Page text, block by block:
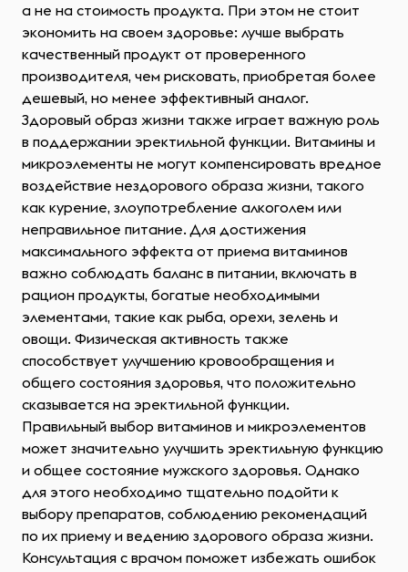
а не на стоимость продукта. При этом не стоит
экономить на своем здоровье: лучше выбрать
качественный продукт от проверенного
производителя, чем рисковать, приобретая более
дешевый, но менее эффективный аналог.
Здоровый образ жизни также играет важную роль
в поддержании эректильной функции. Витамины и
микроэлементы не могут компенсировать вредное
воздействие нездорового образа жизни, такого
как курение, злоупотребление алкоголем или
неправильное питание. Для достижения
максимального эффекта от приема витаминов
важно соблюдать баланс в питании, включать в
рацион продукты, богатые необходимыми
элементами, такие как рыба, орехи, зелень и
овощи. Физическая активность также
способствует улучшению кровообращения и
общего состояния здоровья, что положительно
сказывается на эректильной функции.
Правильный выбор витаминов и микроэлементов
может значительно улучшить эректильную функцию
и общее состояние мужского здоровья. Однако
для этого необходимо тщательно подойти к
выбору препаратов, соблюдению рекомендаций
по их приему и ведению здорового образа жизни.
Консультация с врачом поможет избежать ошибок